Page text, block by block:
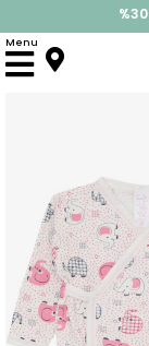
Menu
Anasayfa